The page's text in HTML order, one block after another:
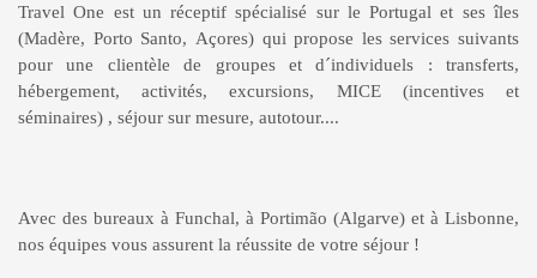
Travel One est un réceptif spécialisé sur le Portugal et ses îles
(Madère, Porto Santo, Açores) qui propose les services suivants
pour une clientèle de groupes et d´individuels : transferts,
hébergement, activités, excursions, MICE (incentives et
séminaires) , séjour sur mesure, autotour....
Avec des bureaux à Funchal, à Portimão (Algarve) et à Lisbonne,
nos équipes vous assurent la réussite de votre séjour !